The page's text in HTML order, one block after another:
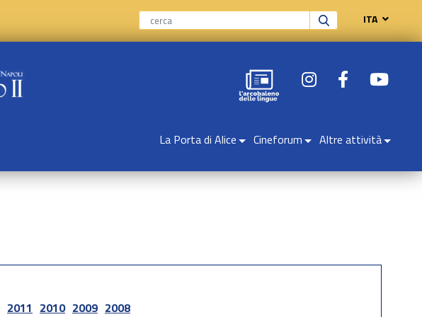
ITA
La Porta di Alice Cineforum Altre attività
2011 2010 2009 2008